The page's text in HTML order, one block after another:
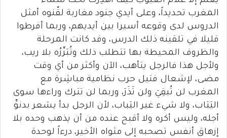
المغرب تحديداً، وعلى أيدي جنود مغاربة لقّنوه أمثل
الدروس لدى وقوعه أسيرا بين أيديهم، وربما أفرطوا
قليلا في تلقينه ذلك الدرس، وقد كانت المرحلة
والظروف المحيطة بها تتطلب ذلك وتُبَرِّرُه بلا ريب،
ولأجل هذا فالرجل يتأهب، الآن وأكثر من أي وقت
مضى، لإشعال فتيل حرب نظامية مباشِرة مع
المغرب لن تُبقِيَ ولن تَذَرَ، وربما لن تترك وراءها سوى
اليَبَاب، ولا شيء غير اليَباب، لأن الرجل بدأ يشعر بدنوِّ
أجله، وليس أكره ولا أقبح عنده من أن يذهب وحده بلا
إزهاق أنفس تصحبه إلى مثواه الأخير، درءاً لوحدة